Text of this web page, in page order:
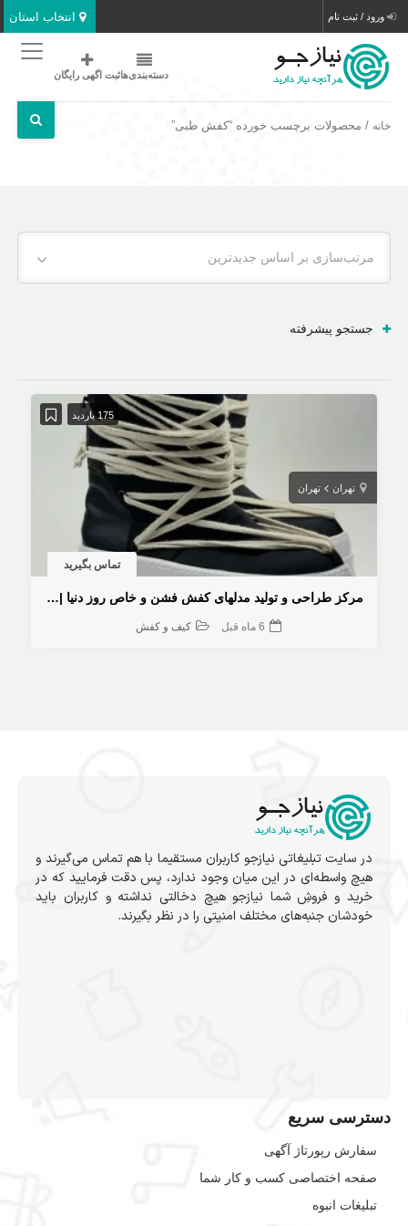
انتخاب استان ورود / ثبت نام
دسته‌بندی‌هاثبت اگهی رایگان
خانه / محصولات برچسب خورده “کفش طبی”
مرتب‌سازی بر اساس جدیدترین
جستجو پیشرفته
175 بازدید
تهران تهران
تماس بگیرید
مرکز طراحی و تولید مدلهای کفش فشن و خاص روز دنیا | کفش اگزیست
6 ماه قبل کیف و کفش
در سایت تبلیغاتی نیازجو کاربران مستقیما با هم تماس می‌گیرند و
هیچ واسطه‌ای در این میان وجود ندارد، پس دقت فرمایید که در
خرید و فروشِ شما نیازجو هیچ دخالتی نداشته و کاربران باید
خودشان جنبه‌های مختلف امنیتی را در نظر بگیرند.
دسترسی سریع
سفارش رپورتاژ آگهی
صفحه اختصاصی کسب و کار شما
تبلیغات انبوه